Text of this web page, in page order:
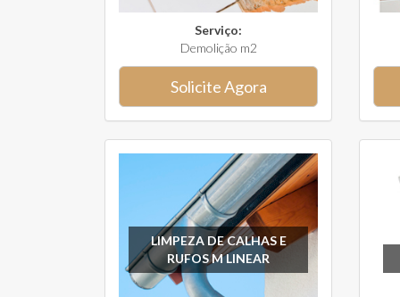
Serviço:
Demolição m2
Solicite Agora
LIMPEZA DE CALHAS E
RUFOS M LINEAR